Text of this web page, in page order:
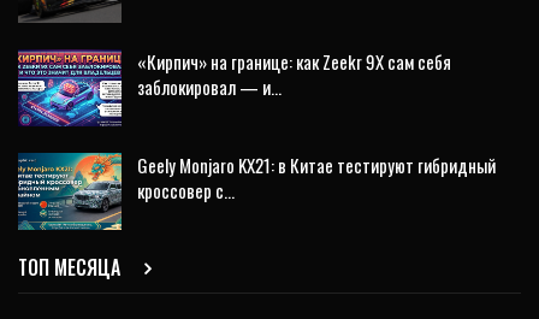
«Кирпич» на границе: как Zeekr 9X сам себя
заблокировал — и…
Geely Monjaro KX21: в Китае тестируют гибридный
кроссовер с…
ТОП МЕСЯЦА